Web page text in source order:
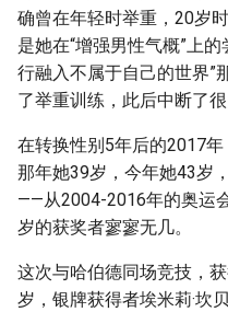
确曾在年轻时举重，20岁
是她在“增强男性气概”上
行融入不属于自己的世界”
了举重训练，此后中断了很
在转换性别5年后的2017年
那年她39岁，今年她43岁
——从2004-2016年的奥运
岁的获奖者寥寥无几。
这次与哈伯德同场竞技，
岁，银牌获得者埃米莉·坎